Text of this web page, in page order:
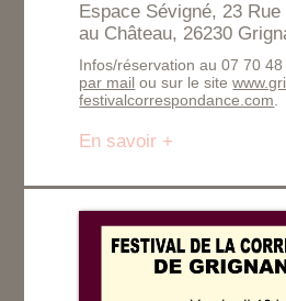
Espace Sévigné, 23 Rue
au Château, 26230
Infos/réservation au 07 70 48
par mail ou sur le site
festivalcorrespondance.com
En savoir +